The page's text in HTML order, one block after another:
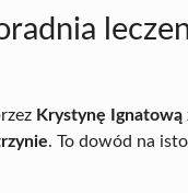
Krystynę Ignatową
. To dowód na